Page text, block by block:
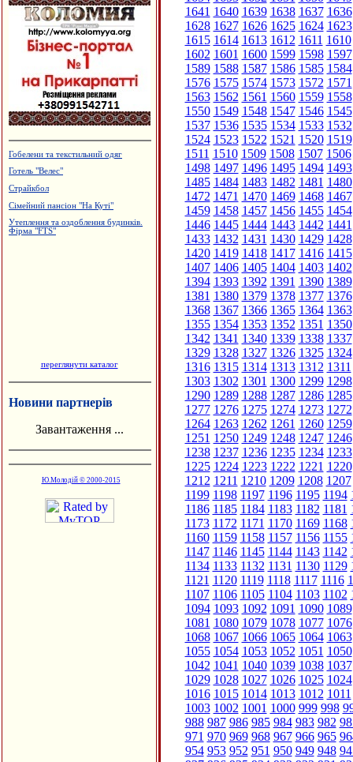
Будцентр "Деніго"
Архітектурне проектування.
Виробництво еластичної резинки
переглянути каталог
Новини партнерів
Завантаження ...
Ю.Молодій © 2000-2015
1641 1640 1639 1638 1637 1636
1628 1627 1626 1625 1624 1623
1615 1614 1613 1612 1611 1610
1602 1601 1600 1599 1598 1597
1589 1588 1587 1586 1585 1584
1576 1575 1574 1573 1572 1571
1563 1562 1561 1560 1559 1558
1550 1549 1548 1547 1546 1545
1537 1536 1535 1534 1533 1532
1524 1523 1522 1521 1520 1519
1511 1510 1509 1508 1507 1506
1498 1497 1496 1495 1494 1493
1485 1484 1483 1482 1481 1480
1472 1471 1470 1469 1468 1467
1459 1458 1457 1456 1455 1454
1446 1445 1444 1443 1442 1441
1433 1432 1431 1430 1429 1428
1420 1419 1418 1417 1416 1415
1407 1406 1405 1404 1403 1402
1394 1393 1392 1391 1390 1389
1381 1380 1379 1378 1377 1376
1368 1367 1366 1365 1364 1363
1355 1354 1353 1352 1351 1350
1342 1341 1340 1339 1338 1337
1329 1328 1327 1326 1325 1324
1316 1315 1314 1313 1312 1311
1303 1302 1301 1300 1299 1298
1290 1289 1288 1287 1286 1285
1277 1276 1275 1274 1273 1272
1264 1263 1262 1261 1260 1259
1251 1250 1249 1248 1247 1246
1238 1237 1236 1235 1234 1233
1225 1224 1223 1222 1221 1220
1212 1211 1210 1209 1208 1207
1199 1198 1197 1196 1195 1194
1186 1185 1184 1183 1182 1181
1173 1172 1171 1170 1169 1168
1160 1159 1158 1157 1156 1155
1147 1146 1145 1144 1143 1142
1134 1133 1132 1131 1130 1129
1121 1120 1119 1118 1117 1116
1107 1106 1105 1104 1103 1102
1094 1093 1092 1091 1090 1089
1081 1080 1079 1078 1077 1076
1068 1067 1066 1065 1064 1063
1055 1054 1053 1052 1051 1050
1042 1041 1040 1039 1038 1037
1029 1028 1027 1026 1025 1024
1016 1015 1014 1013 1012 1011
1003 1002 1001 1000 999 998
988 987 986 985 984 983 982
971 970 969 968 967 966 965
954 953 952 951 950 949 948